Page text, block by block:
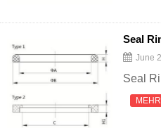
Seal
June
Seal
MEHR